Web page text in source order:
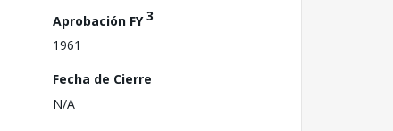
Aprobación FY3
1961
Fecha de Cierre
N/A